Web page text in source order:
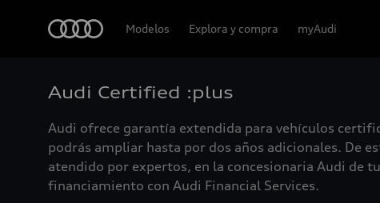
Modelos Explora y compra myAudi
Audi Certified :plus
Audi ofrece garantía extendida para vehículos
podrás ampliar hasta por dos años adicionales. De
atendido por expertos, en la concesionaria Audi de
financiamiento con Audi Financial Services.